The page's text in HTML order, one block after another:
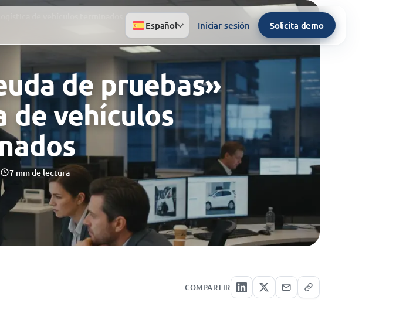
Español Iniciar sesión Solicita demo
de pruebas»
de vehículos
7 min de lectura
COMPARTIR